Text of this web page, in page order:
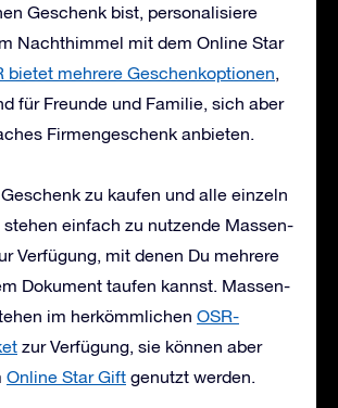
Geschenk bist, personalisiere
Nachthimmel mit dem Online Star
bietet mehrere Geschenkoptionen,
für Freunde und Familie, sich aber
Firmengeschenk anbieten.
zu kaufen und alle einzeln
stehen einfach zu nutzende Massen-
Verfügung, mit denen Du mehrere
Dokument taufen kannst. Massen-
im herkömmlichen OSR-
zur Verfügung, sie können aber
Online Star Gift genutzt werden.